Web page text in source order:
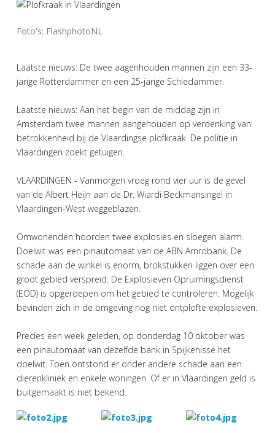
Foto's: FlashphotoNL
Laatste nieuws: De twee aagenhouden mannen zijn een 33-
jarige Rotterdammer en een 25-jarige Schiedammer.
Laatste nieuws: Aan het begin van de middag zijn in
Amsterdam twee mannen aangehouden op verdenking van
betrokkenheid bij de Vlaardingse plofkraak. De politie in
Vlaardingen zoekt getuigen.
VLAARDINGEN - Vanmorgen vroeg rond vier uur is de gevel
van de Albert Heijn aan de Dr. Wiardi Beckmansingel in
Vlaardingen-West weggeblazen.
Omwonenden hoorden twee explosies en sloegen alarm.
Doelwit was een pinautomaat van de ABN Amrobank. De
schade aan de winkel is enorm, brokstukken liggen over een
groot gebied verspreid. De Explosieven Opruimingsdienst
(EOD) is opgeroepen om het gebied te controleren. Mogelijk
bevinden zich in de omgeving nog niet ontplofte explosieven.
Precies een week geleden, op donderdag 10 oktober was
een pinautomaat van dezelfde bank in Spijkenisse het
doelwit. Toen ontstond er onder andere schade aan een
dierenkliniek en enkele woningen. Of er in Vlaardingen geld is
buitgemaakt is niet bekend.